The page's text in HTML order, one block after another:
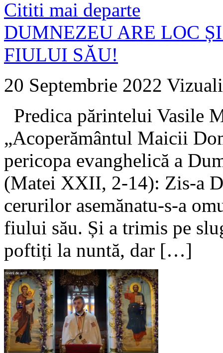
Cititi mai departe
DUMNEZEU ARE LOC
FIULUI SĂU!
20 Septembrie 2022
Predica părintelui Vasile
„Acoperământul Maicii
pericopa evanghelică a
(Matei XXII, 2-14): Zis-a
cerurilor asemănatu-s-a
fiului său. Și a trimis pe
poftiți la nuntă, dar […]